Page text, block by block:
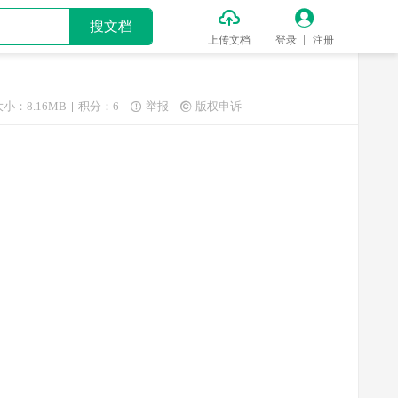
搜文档 
上传文档

登录 注册
小：8.16MB 积分：6  举报  版权申诉